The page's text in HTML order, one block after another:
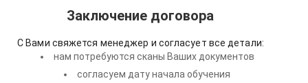
Заключение договора
С Вами свяжется менеджер и согласует все детали:
нам потребуются сканы Ваших документов
согласуем дату начала обучения